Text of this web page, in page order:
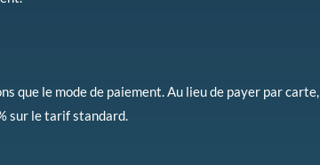
que le mode de paiement. Au lieu de payer par carte,
sur le tarif standard.